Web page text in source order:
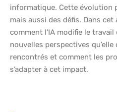
informatique. Cette évolution
mais aussi des défis. Dans
comment l’IA modifie le
nouvelles perspectives
rencontrés et comment les
s’adapter à cet impact.